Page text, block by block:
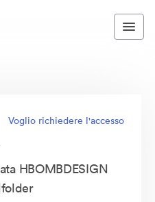
Voglio richiedere l'accesso
HBOMBDESIGN